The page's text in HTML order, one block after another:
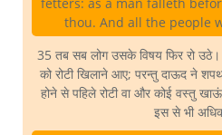
thou. And all the people
35 तब सब लोग उसके विषय फिर रो
को रोटी खिलाने आए; परन्तु दाऊद ने
होने से पहिले रोटी वा और कोई वस्तु
इस से भी